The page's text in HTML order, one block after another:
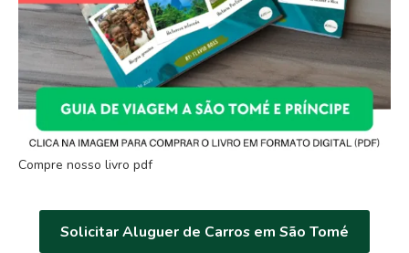
Compre nosso livro pdf
Solicitar Aluguer de Carros em São Tomé